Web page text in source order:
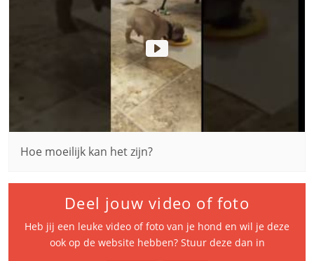
Hoe moeilijk kan het zijn?
Deel jouw video of foto
Heb jij een leuke video of foto van je hond en wil je deze
ook op de website hebben? Stuur deze dan in